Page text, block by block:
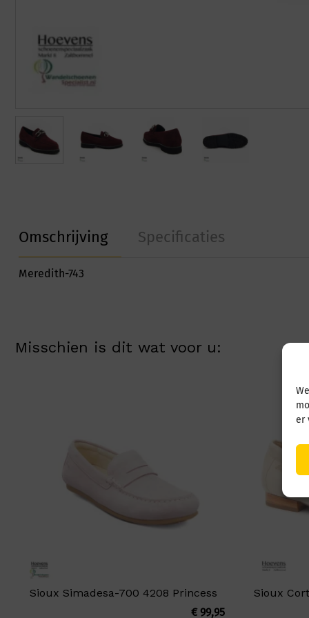
er
Omschrijving Specificaties
Meredith-743
Misschien is dit wat voor u:
Sioux Simadesa-700 4208 Princess
€99,95
Sioux